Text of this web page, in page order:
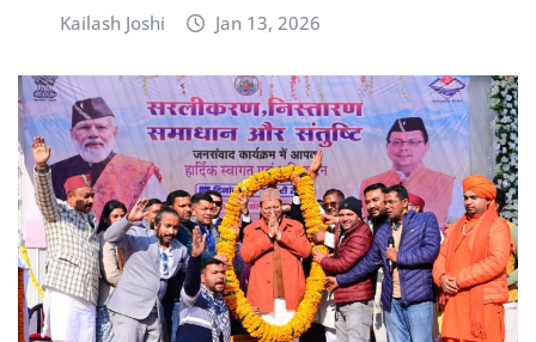
Kailash Joshi Jan 13, 2026